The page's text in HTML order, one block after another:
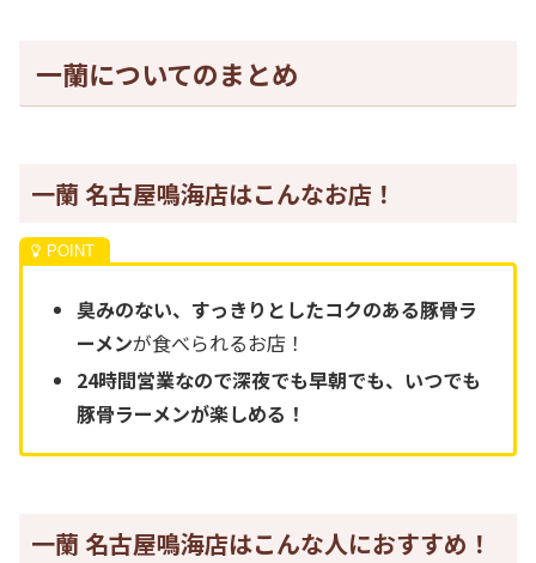
一蘭についてのまとめ
一蘭 名古屋鳴海店はこんなお店！
臭みのない、すっきりとしたコクのある豚骨ラ
ーメンが食べられるお店！
24時間営業なので深夜でも早朝でも、いつでも
豚骨ラーメンが楽しめる！
一蘭 名古屋鳴海店はこんな人におすすめ！